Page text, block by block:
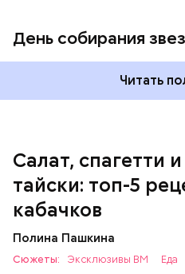
День собирания
Читать
Салат, спагетти
тайски: топ-5
кабачков
Полина Пашкина
Сюжеты: Эксклюзивы ВМ
Еда
чеснок;
Однако диетолог
может быть полезна. В
есть с осторожностью